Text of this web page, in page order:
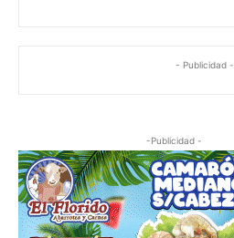
- Publicidad -
-Publicidad -